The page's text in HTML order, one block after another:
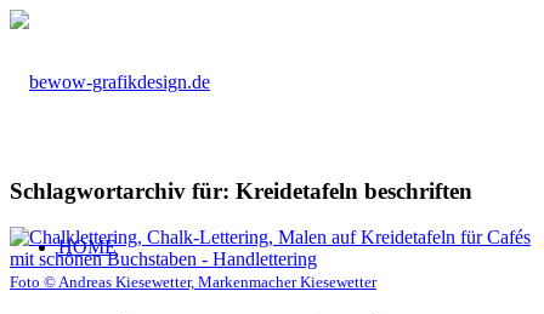
HOME
Schlagwortarchiv für: Kreidetafeln beschriften
Foto © Andreas Kiesewetter, Markenmacher Kiesewetter